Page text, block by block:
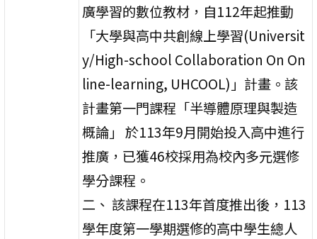
廣學習的數位教材，自112年起推動
「大學與高中共創線上學習(Universit
y/High-school Collaboration On On
line-learning, UHCOOL)」計畫。該
計畫第一門課程「半導體原理與製造
概論」 於113年9月開始投入高中進行
推廣，已獲46校採用為校內多元選修
學分課程。
二、 該課程在113年首度推出後，113
學年度第一學期選修的高中學生總人